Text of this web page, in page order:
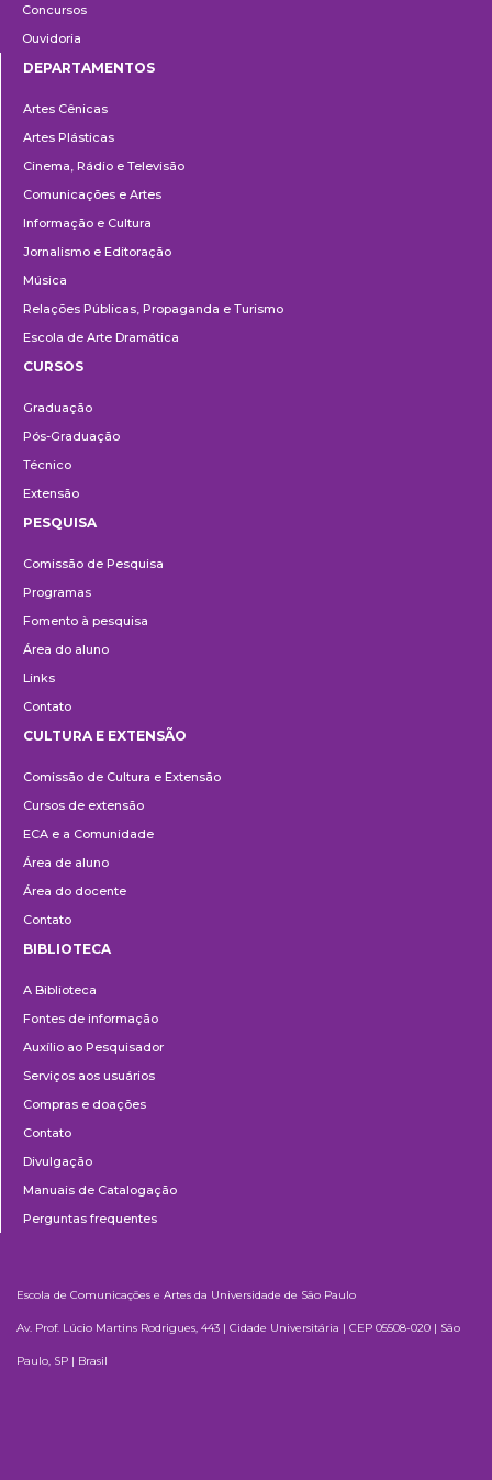
Concursos
Ouvidoria
DEPARTAMENTOS
Artes Cênicas
Artes Plásticas
Cinema, Rádio e Televisão
Comunicações e Artes
Informação e Cultura
Jornalismo e Editoração
Música
Relações Públicas, Propaganda e Turismo
Escola de Arte Dramática
CURSOS
Graduação
Pós-Graduação
Técnico
Extensão
PESQUISA
Comissão de Pesquisa
Programas
Fomento à pesquisa
Área do aluno
Links
Contato
e
Extensão
CULTURA E EXTENSÃO
Comissão de Cultura e Extensão
Cursos de extensão
ECA e a Comunidade
Área de aluno
Área do docente
Contato
BIBLIOTECA
A Biblioteca
Fontes de informação
Auxílio ao Pesquisador
Serviços aos usuários
Compras e doações
Contato
Divulgação
Manuais de Catalogação
Perguntas frequentes
Escola de Comunicações e Artes da Universidade de São Paulo
Av. Prof. Lúcio Martins Rodrigues, 443 | Cidade Universitária | CEP 05508-020 | São
Paulo, SP | Brasil